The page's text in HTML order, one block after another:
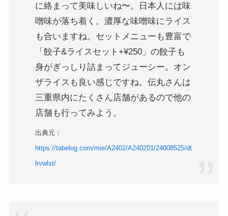
に絡まって美味しいね〜。日本人には味
噌味が落ち着く。濃厚な味噌味にライス
も合いますね。セットメニューも豊富で
「餃子&ライスセット+¥250」の餃子も
身がぎっしり詰まってジューシー。オン
ザライスも良い感じですね。伝丸さんは
三重県内にたくさん店舗があるので他の
店舗も行ってみよう。
出典元：
https://tabelog.com/mie/A2402/A240201/24008525/dt
lrvwlst/